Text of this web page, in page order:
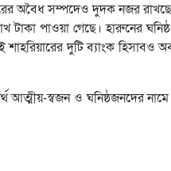
অবৈধ সম্পদেও দুদক নজর
টাকা পাওয়া গেছে। হারুনের
দুটি ব্যাংক হিসাবও
আত্মীয়-স্বজন ও ঘনিষ্ঠজনদের